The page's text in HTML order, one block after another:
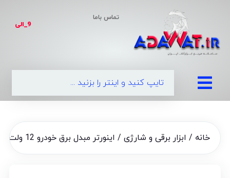
تماس باما
9_الی
خانه / ابزار برقی و شارژی/ اینورتر مبدل برق خودرو 12 ولت به 220 ولت شهری باس مدل 2000 وات